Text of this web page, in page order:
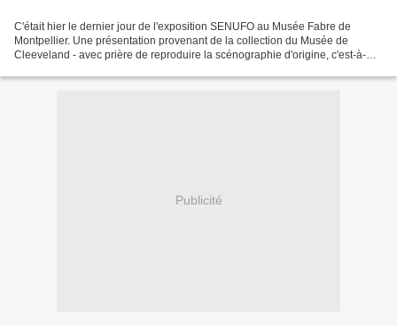
C'était hier le dernier jour de l'exposition SENUFO au Musée Fabre de
Montpellier. Une présentation provenant de la collection du Musée de
Cleeveland - avec prière de reproduire la scénographie d'origine, c'est-à-
Publicité